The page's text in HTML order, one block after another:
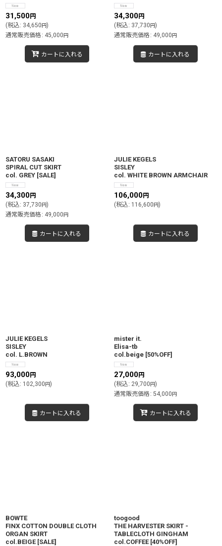
31,500円
(税込: 34,650円)
通常販売価格 : 45,000円
カートに入れる
34,300円
(税込: 37,730円)
通常販売価格 : 49,000円
カートに入れる
SATORU SASAKI
SPIRAL CUT SKIRT
col. GREY [SALE]
34,300円
(税込: 37,730円)
通常販売価格 : 49,000円
カートに入れる
JULIE KEGELS
SISLEY
col. WHITE BROWN ARMCHAIR
106,000円
(税込: 116,600円)
カートに入れる
JULIE KEGELS
SISLEY
col. L.BROWN
93,000円
(税込: 102,300円)
カートに入れる
mister it.
Elisa-tb
col.beige [50%OFF]
27,000円
(税込: 29,700円)
通常販売価格 : 54,000円
カートに入れる
BOWTE
FINX COTTON DOUBLE CLOTH
ORGAN SKIRT
col.BEIGE [SALE]
toogood
THE HARVESTER SKIRT -
TABLECLOTH GINGHAM
col.COFFEE [40%OFF]